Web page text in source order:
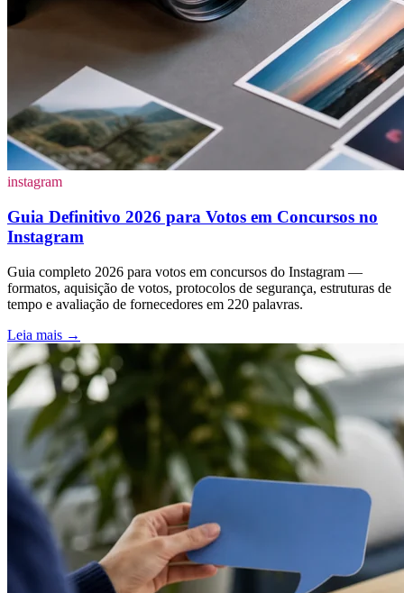
instagram
Guia Definitivo 2026 para Votos em Concursos no
Instagram
Guia completo 2026 para votos em concursos do Instagram —
formatos, aquisição de votos, protocolos de segurança, estruturas de
tempo e avaliação de fornecedores em 220 palavras.
Leia mais →